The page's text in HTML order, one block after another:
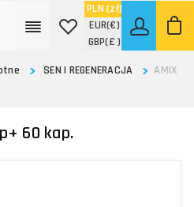
PLN (zł)
EUR(€)
GBP(£ )
SEN I REGENERACJA
AMIX
60 kap.